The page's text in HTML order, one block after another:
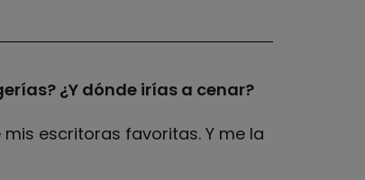
¿Y dónde irías a cenar?
escritoras favoritas. Y me la